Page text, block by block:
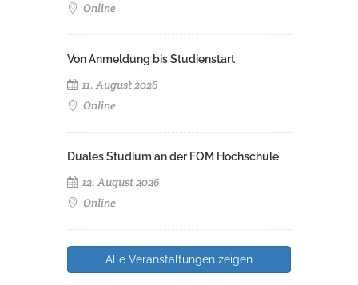
Online
Von Anmeldung bis Studienstart
11. August 2026
Online
Duales Studium an der FOM Hochschule
12. August 2026
Online
Alle Veranstaltungen zeigen